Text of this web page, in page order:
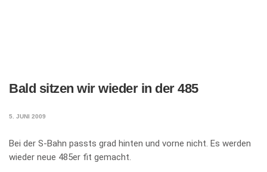
Bald sitzen wir wieder in der 485
5. JUNI 2009
Bei der S-Bahn passts grad hinten und vorne nicht. Es werden
wieder neue 485er fit gemacht.